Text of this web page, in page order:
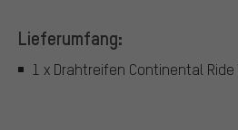
Lieferumfang:
1 x Drahtreifen Continental Ride